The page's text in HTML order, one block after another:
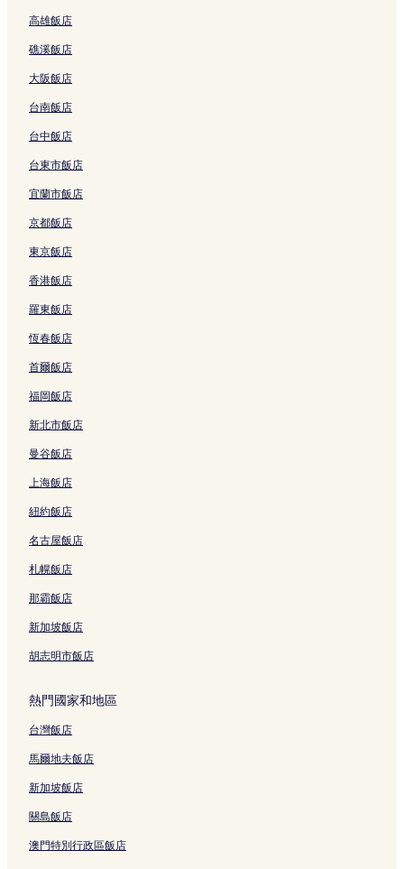
o
連
結
i
n
b
y
I
G
連
結
a
e
n
e
z
a
連
結
結
M
n
f
o
r
e
y
I
H
G
的
連
n
連
結
r
o
H
o
t
l
的
連
結
l
的
連
結
r
l
S
t
a
i
n
的
連
結
i
y
b
y
I
G
連
結
t
à
的
連
結
o
連
結
的
結
a
a
s
h
i
n
i
s
t
r
i
c
的
結
高雄飯店
礁溪飯店
大阪飯店
台南飯店
台中飯店
台東市飯店
宜蘭市飯店
京都飯店
東京飯店
香港飯店
羅東飯店
恆春飯店
首爾飯店
福岡飯店
新北市飯店
曼谷飯店
上海飯店
紐約飯店
名古屋飯店
札幌飯店
那霸飯店
新加坡飯店
胡志明市飯店
熱門國家和地區
台灣飯店
馬爾地夫飯店
新加坡飯店
關島飯店
澳門特別行政區飯店